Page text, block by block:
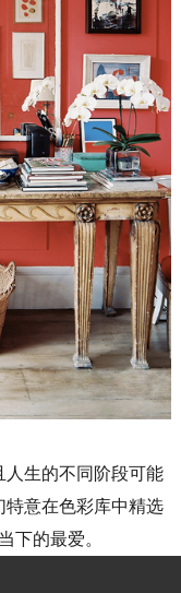
人生的不同阶段可能
特意在色彩库中精选
下的最爱。